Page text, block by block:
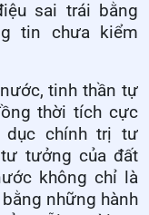
sai trái bằng
tin chưa kiểm
tinh thần tự
thời tích cực
dục chính trị tư
tưởng của đất
không chỉ là
những hành